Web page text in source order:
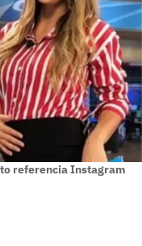
referencia Instagram